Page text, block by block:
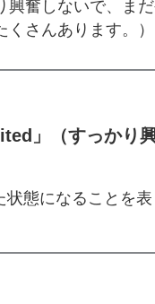
興奮しないで、ま
くさんあります。）
」（すっかり
態になることを表